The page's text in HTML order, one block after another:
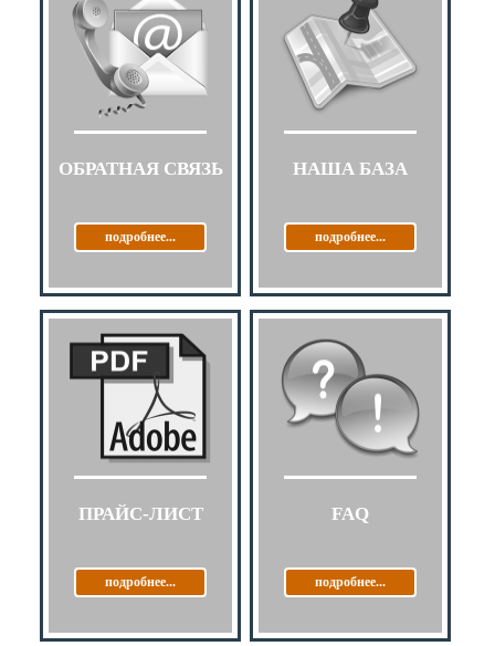
ОБРАТНАЯ СВЯЗЬ
подробнее...
НАША БАЗА
подробнее...
ПРАЙС-ЛИСТ
подробнее...
FAQ
подробнее...